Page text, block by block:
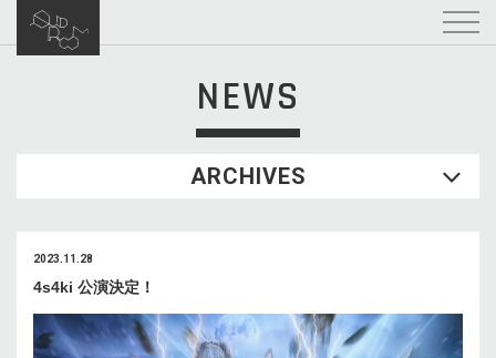
NEWS
ARCHIVES
2023.11.28
4s4ki 公演決定！